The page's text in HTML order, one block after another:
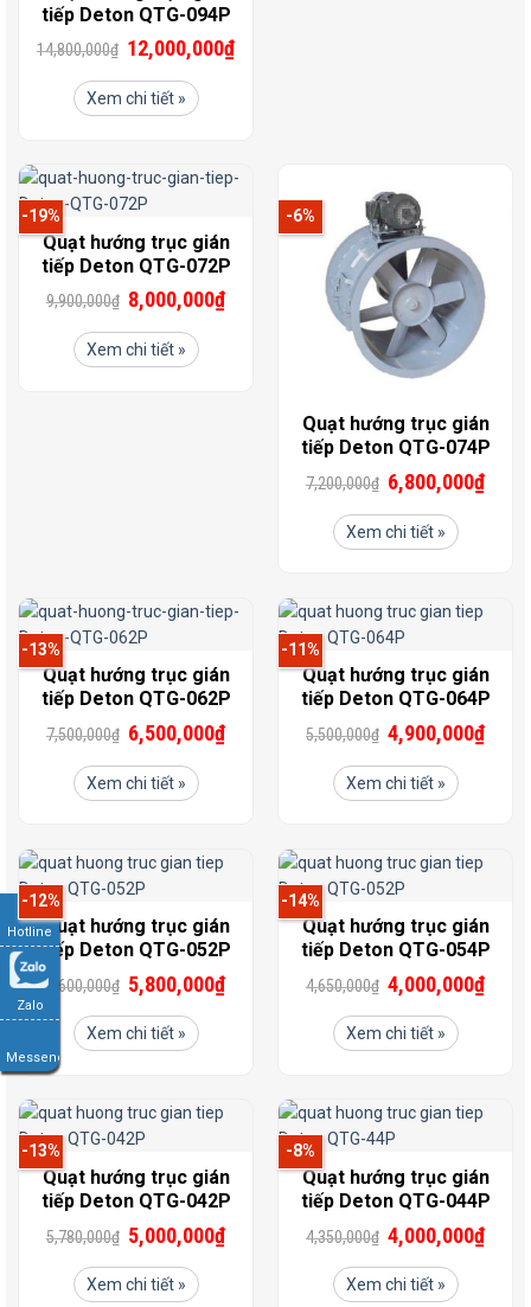
tiếp Deton QTG-094P
14,800,000₫ 12,000,000₫
Xem chi tiết »
-19%
Quạt hướng trục gián
tiếp Deton QTG-072P
9,900,000₫ 8,000,000₫
Xem chi tiết »
-6%
Quạt hướng trục gián
tiếp Deton QTG-074P
7,200,000₫ 6,800,000₫
Xem chi tiết »
-13%
Quạt hướng trục gián
tiếp Deton QTG-062P
7,500,000₫ 6,500,000₫
Xem chi tiết »
-11%
Quạt hướng trục gián
tiếp Deton QTG-064P
5,500,000₫ 4,900,000₫
Xem chi tiết »
-12%
Quạt hướng trục gián
tiếp Deton QTG-052P
6,600,000₫ 5,800,000₫
Xem chi tiết »
-14%
Quạt hướng trục gián
tiếp Deton QTG-054P
4,650,000₫ 4,000,000₫
Xem chi tiết »
-13%
Quạt hướng trục gián
tiếp Deton QTG-042P
5,780,000₫ 5,000,000₫
Xem chi tiết »
-8%
Quạt hướng trục gián
tiếp Deton QTG-044P
4,350,000₫ 4,000,000₫
Xem chi tiết »
Hotline
Zalo
Messenger